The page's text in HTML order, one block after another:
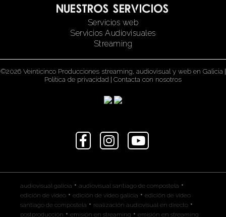
Nuestros servicios
Servicios web
Servicios Audiovisuales
Streaming
©2026 Veinticinco Producciones streaming, audiovisual y web en Galicia |
Política de privacidad | Contacta con nosotros
audiovisual galicia • audiovisual santiago de compostela •
edición de video • edición de video galicia • edición de video
santiago de compostela • realización audiovisual en directo •
postproducción • emisión en streaming • emisión en streaming